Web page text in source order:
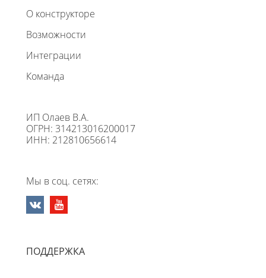
О конструкторе
Возможности
Интеграции
Команда
ИП Олаев В.А.
ОГРН: 314213016200017
ИНН: 212810656614
Мы в соц. сетях:
ПОДДЕРЖКА